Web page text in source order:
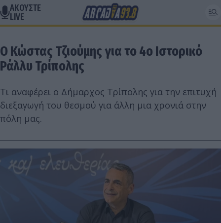
ΑΚΟΥΣΤΕ
LIVE
Ο Κώστας Τζιούμης για το 4ο Ιστορικό
Ράλλυ Τρίπολης
Τι αναφέρει ο Δήμαρχος Τρίπολης για την επιτυχή
διεξαγωγή του θεσμού για άλλη μια χρονιά στην
πόλη μας.